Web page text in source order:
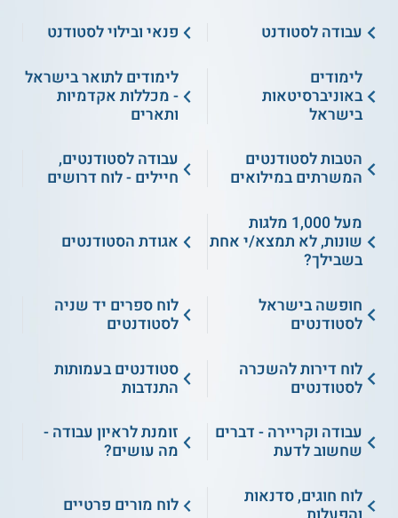
עבודה לסטודנט
פנאי ובילוי לסטודנט
לימודים
באוניברסיטאות
בישראל
לימודים לתואר בישראל
- מכללות אקדמיות
ותארים
הטבות לסטודנטים
המשרתים במילואים
עבודה לסטודנטים,
חיילים - לוח דרושים
מעל 1,000 מלגות
שונות, לא תמצא/י אחת
בשבילך?
אגודת הסטודנטים
חופשה בישראל
לסטודנטים
לוח ספרים יד שניה
לסטודנטים
לוח דירות להשכרה
לסטודנטים
סטודנטים בעמותות
התנדבות
עבודה וקריירה - דברים
שחשוב לדעת
זומנת לראיון עבודה -
מה עושים?
לוח חוגים, סדנאות
לוח מורים פרטיים